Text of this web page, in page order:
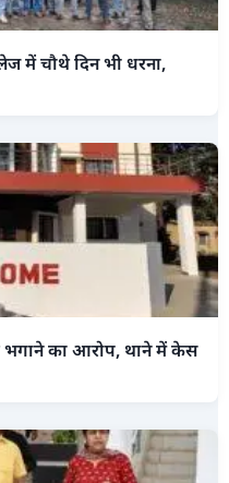
में चौथे दिन भी धरना,
भगाने का आरोप, थाने में केस